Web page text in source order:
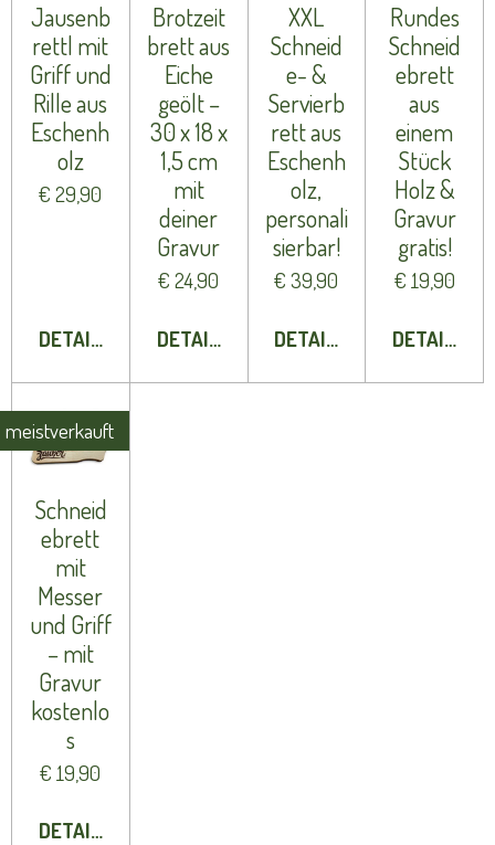
Jausenb
rettl mit
Griff und
Rille aus
Eschenh
olz
€ 29,90
DETAILS ANZEIGEN
Brotzeit
brett aus
Eiche
geölt –
30 x 18 x
1,5 cm
mit
deiner
Gravur
€ 24,90
DETAILS ANZEIGEN
XXL
Schneid
e- &
Servierb
rett aus
Eschenh
olz,
personali
sierbar!
€ 39,90
DETAILS ANZEIGEN
Rundes
Schneid
ebrett
aus
einem
Stück
Holz &
Gravur
gratis!
€ 19,90
DETAILS
meistverkauft
Schneid
ebrett
mit
Messer
und Griff
– mit
Gravur
kostenlo
s
€ 19,90
DETAILS ANZEIGEN